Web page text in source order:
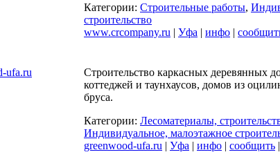
Категории: Строительные работы,
строительство
www.crcompany.ru | Уфа | инфо |
Строительство каркасных деревянных
коттеджей и таунхаусов, домов из
бруса.
Категории: Лесоматериалы,
Индивидуальное, малоэтажное
greenwood-ufa.ru | Уфа | инфо | сообщить |